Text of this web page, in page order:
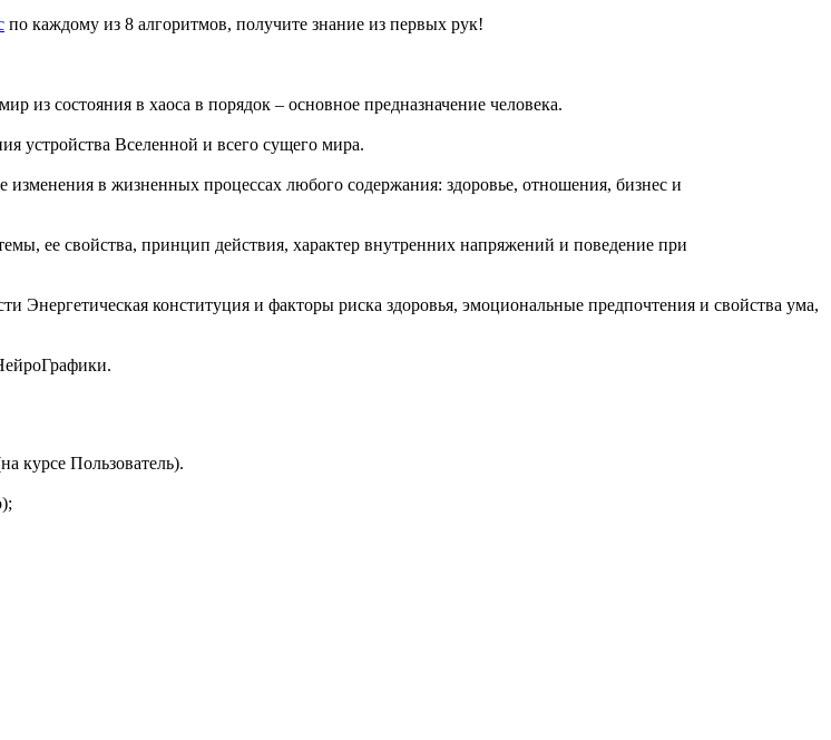
по каждому из 8 алгоритмов, получите знание из первых рук!
из состояния в хаоса в порядок – основное предназначение человека.
устройства Вселенной и всего сущего мира.
в жизненных процессах любого содержания: здоровье, отношения, бизнес и
ее свойства, принцип действия, характер внутренних напряжений и поведение при
Энергетическая конституция и факторы риска здоровья, эмоциональные предпочтения и свойства ума,
курсе Пользователь).